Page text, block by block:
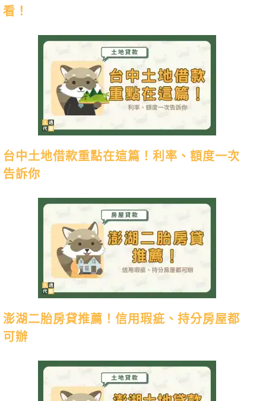
看！
台中土地借款重點在這篇！利率、額度一次
告訴你
澎湖二胎房貸推薦！信用瑕疵、持分房屋都
可辦